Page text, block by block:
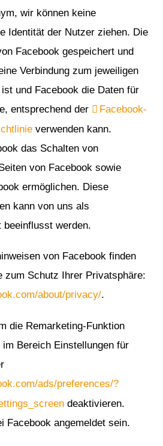
wir können keine
Identität der Nutzer ziehen. Die
Facebook gespeichert und
Verbindung zum jeweiligen
und Facebook die Daten für
entsprechend der
Facebook-
verwenden kann.
das Schalten von
von Facebook sowie
ermöglichen. Diese
kann von uns als
beeinflusst werden.
von Facebook finden
zum Schutz Ihrer Privatsphäre:
about/privacy/.
die Remarketing-Funktion
im Bereich Einstellungen für
ads/preferences/?
deaktivieren.
Facebook angemeldet sein.